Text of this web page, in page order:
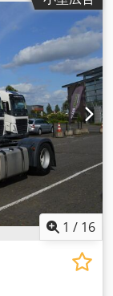
6, 製造年:2022,
ングホイールの
完備
1 / 16